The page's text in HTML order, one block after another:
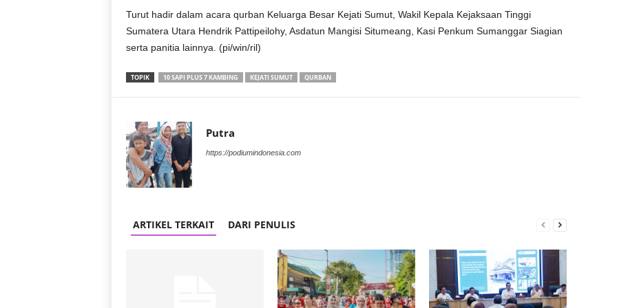
Turut hadir dalam acara qurban Keluarga Besar Kejati Sumut, Wakil Kepala Kejaksaan Tinggi
Sumatera Utara Hendrik Pattipeilohy, Asdatun Mangisi Situmeang, Kasi Penkum Sumanggar Siagian
serta panitia lainnya. (pi/win/ril)
TOPIK 10 SAPI PLUS 7 KAMBING KEJATI SUMUT QURBAN
Putra
https://podiumindonesia.com
ARTIKEL TERKAIT DARI PENULIS